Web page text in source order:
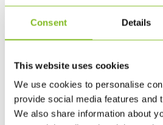
Consent Details
This website uses cookies
We use cookies to personalise
provide social media features and
We also share information about
september 2021
juni 2021
april 2021